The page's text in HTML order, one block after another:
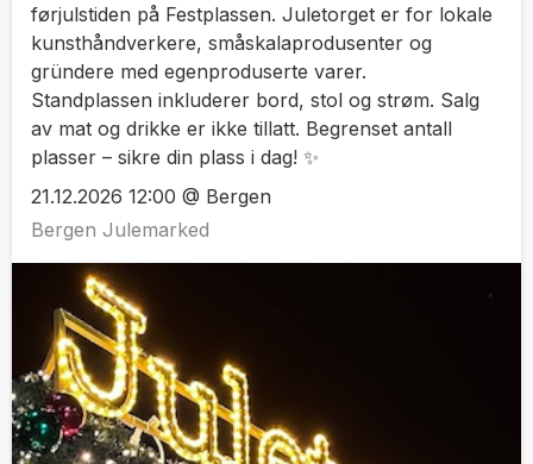
førjulstiden på Festplassen. Juletorget er for lokale
kunsthåndverkere, småskalaprodusenter og
gründere med egenproduserte varer.
Standplassen inkluderer bord, stol og strøm. Salg
av mat og drikke er ikke tillatt. Begrenset antall
plasser – sikre din plass i dag! ✨
21.12.2026 12:00 @ Bergen
Bergen Julemarked